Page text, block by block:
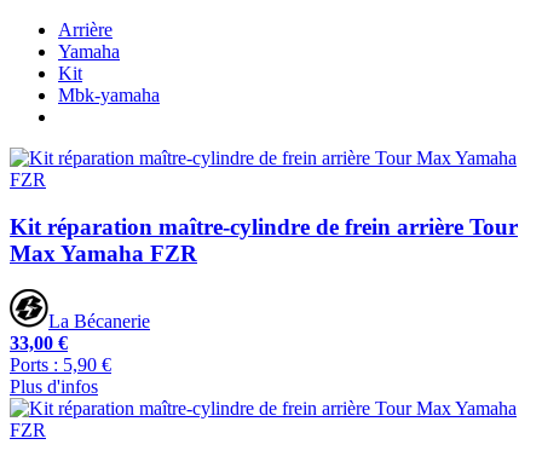
Arrière
Yamaha
Kit
Mbk-yamaha
Kit réparation maître-cylindre de frein arrière Tour
Max Yamaha FZR
La Bécanerie
33,00 €
Ports : 5,90 €
Plus d'infos